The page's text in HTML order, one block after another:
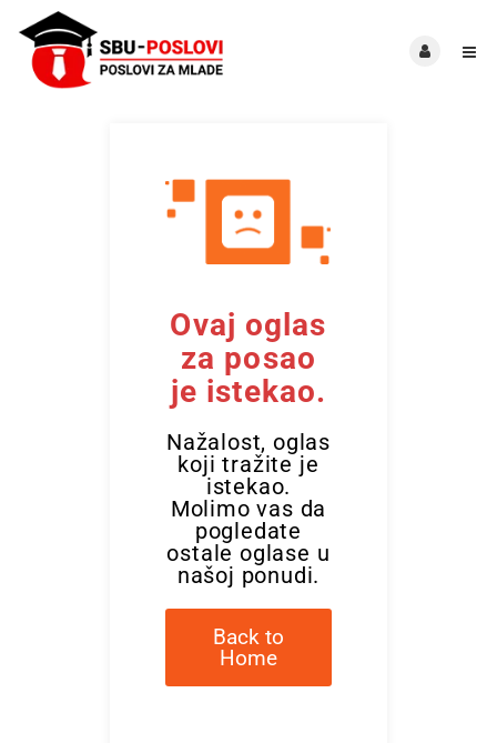
Ovaj oglas
za posao
je istekao.
Nažalost, oglas
koji tražite je
istekao.
Molimo vas da
pogledate
ostale oglase u
našoj ponudi.
Back to
Home